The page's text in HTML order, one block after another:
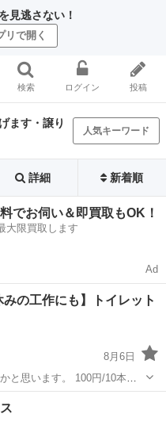
見逃さない！
リで開く
検索 ログイン 投稿
ます・譲り
人気キーワード
詳細 新着順
でお伺い＆即買取もOK！
大限買取します
Ad
の工作にも】トイレット
8月6日
と思います。 100円/10本